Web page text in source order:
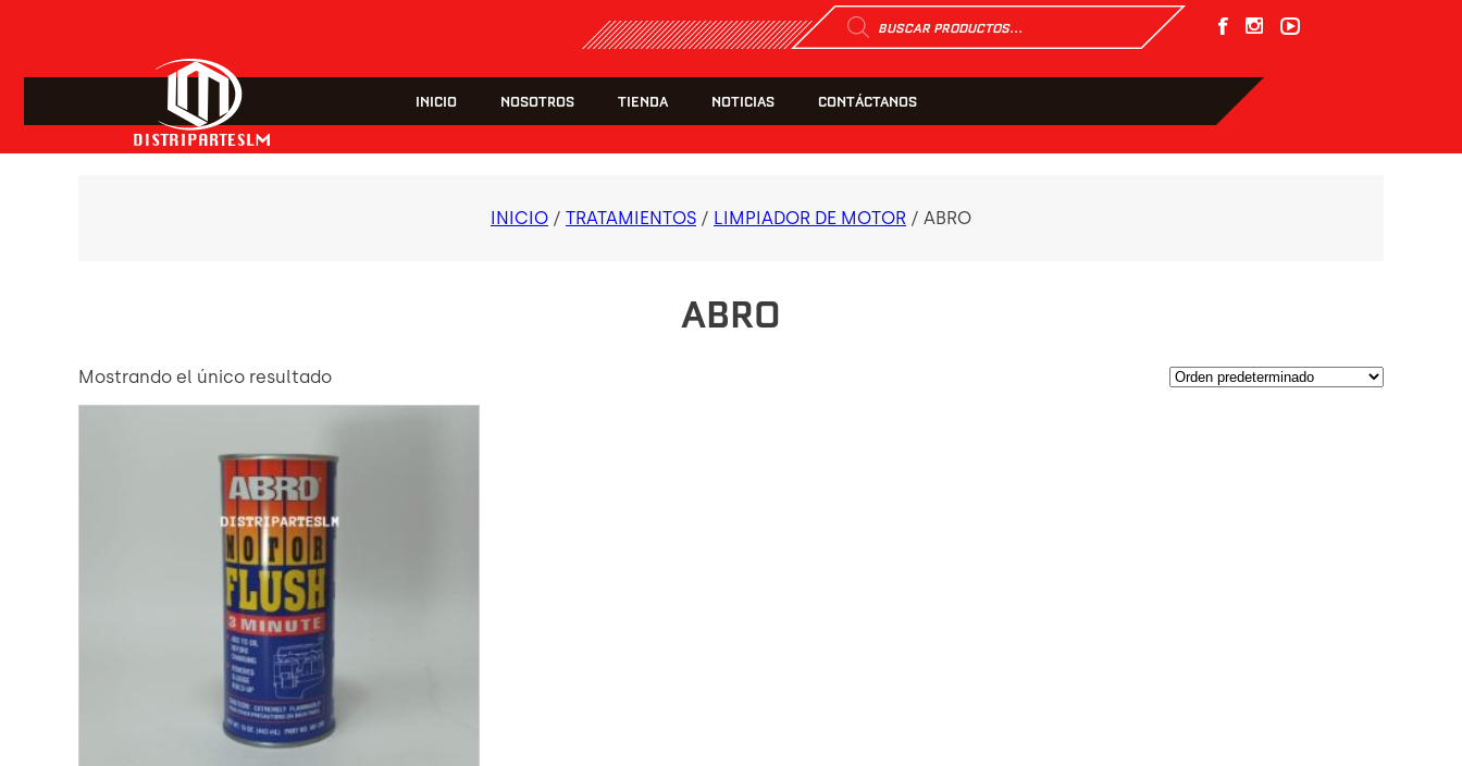
Búsqueda
de
productos
INICIO NOSOTROS TIENDA NOTICIAS CONTÁCTANOS
INICIO / TRATAMIENTOS / LIMPIADOR DE MOTOR / ABRO
ABRO
Mostrando el único resultado